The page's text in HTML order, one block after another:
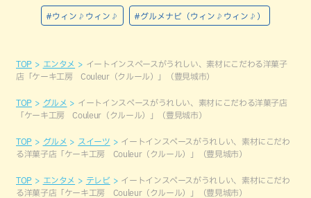
#ウィン♪ウィン♪ #グルメナビ（ウィン♪ウィン♪）
TOP エンタメ
イートインスペースがうれしい、素材にこだわる洋菓子
店「ケーキ工房 Couleur（クルール）」（豊見城市）
TOP グルメ
イートインスペースがうれしい、素材にこだわる洋菓子店
「ケーキ工房 Couleur（クルール）」（豊見城市）
TOP グルメ スイーツ
イートインスペースがうれしい、素材にこだわ
る洋菓子店「ケーキ工房 Couleur（クルール）」（豊見城市）
TOP エンタメ テレビ
イートインスペースがうれしい、素材にこだわ
る洋菓子店「ケーキ工房 Couleur（クルール）」（豊見城市）